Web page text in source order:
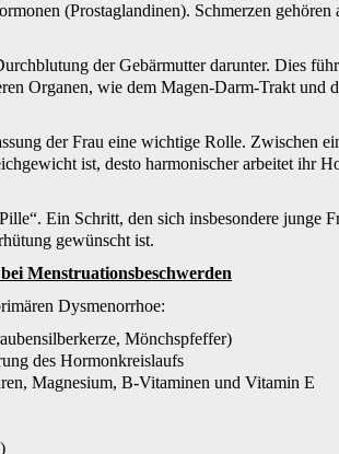
(Prostaglandinen). Schmerzen gehören
der Gebärmutter darunter. Dies
Organen, wie dem Magen-Darm-Trakt und
der Frau eine wichtige Rolle. Zwischen
ist, desto harmonischer arbeitet ihr
Ein Schritt, den sich insbesondere junge
gewünscht ist.
Menstruationsbeschwerden
Dysmenorrhoe:
Mönchspfeffer)
des Hormonkreislaufs
Magnesium, B-Vitaminen und Vitamin E